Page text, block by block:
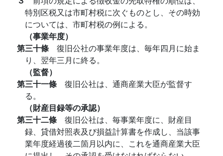
特別区税又は市町村税に次ぐものとし、その時効
については、市町村税の例による。
（事業年度）
第三十條 復旧公社の事業年度は、毎年四月に始ま
り、翌年三月に終る。
（監督）
第三十一條 復旧公社は、通商産業大臣が監督す
る。
（財産目録等の承認）
第三十二條 復旧公社は、毎事業年度に、財産目
録、貸借対照表及び損益計算書を作成し、当該事
業年度経過後二箇月以内に、これを通商産業大臣